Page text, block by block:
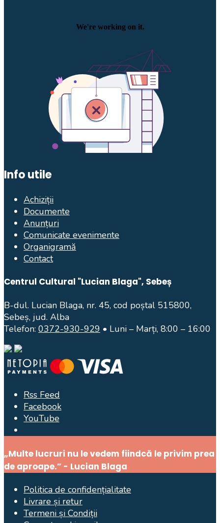
Info utile
Achiziții
Documente
Anunțuri
Comunicate evenimente
Organigramă
Contact
Centrul Cultural "Lucian Blaga", Sebeș
B-dul. Lucian Blaga, nr. 45, cod poștal 515800,
Sebeș, jud. Alba
Telefon: 0372-930-929 • Luni – Marți, 8:00 – 16:00
Rss Feed
Facebook
YouTube
Window
„Multe lucruri nu le vedem fiindcă le privim prea
de aproape.” - Lucian Blaga
Politica de confidențialitate
Livrare și retur
Termeni și Condiții